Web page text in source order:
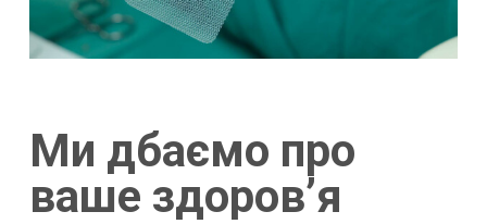
Ми дбаємо про
ваше здоров’я